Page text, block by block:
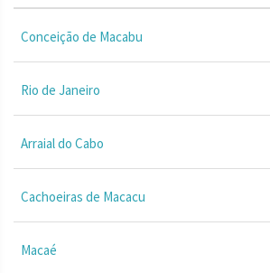
Conceição de Macabu
Rio de Janeiro
Arraial do Cabo
Cachoeiras de Macacu
Macaé